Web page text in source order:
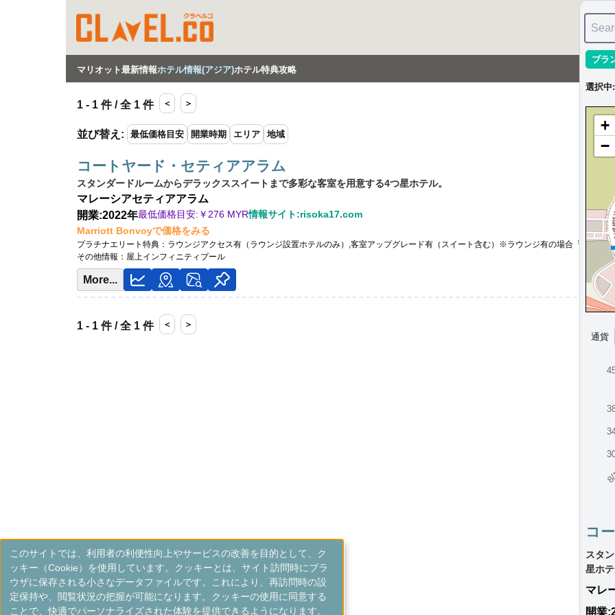
マリオット最新情報ホテル情報(アジア)ホテル特典攻略
1 - 1 件 / 全 1 件 ＜ ＞
並び替え : 最低価格目安 開業時期 エリア 地域
コートヤード・セティアアラム
スタンダードルームからデラックススイートまで多彩な客室を用意する4つ星ホテル。
マレーシアセティアアラム
開業:2022年最低価格目安:￥ 276 MYR情報サイト:risoka17.com
Marriott Bonvoyで価格をみる
プラチナエリート特典： ラウンジアクセス有（ラウンジ設置ホテルのみ）,客室アップグレード有（スイート含む）※ラウンジ有の場合「ラウン
その他情報： 屋上インフィニティプール
More...
1 - 1 件 / 全 1 件 ＜ ＞
ブラ
選択中:
+
−
通貨
コ
スタ
星ホ
マレ
開業
このサイトでは、利用者の利便性向上やサービスの改善を目的として、ク
ッキー（Cookie）を使用しています。クッキーとは、サイト訪問時にブラ
ウザに保存される小さなデータファイルです。これにより、再訪問時の設
定保持や、閲覧状況の把握が可能になります。クッキーの使用に同意する
ことで、快適でパーソナライズされた体験を提供できるようになります。